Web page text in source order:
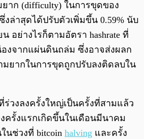
าก (difficulty) ในการขุดของ
งล่าสุดได้ปรับตัวเพิ่มขึ้น 0.59% นับ
อย่างไรก็ตามอัตรา hashrate ที่
องจากแผ่นดินถล่ม ซึ่งอาจส่งผลก
ยากในการขุดถูกปรับลงติดลบใน
ที่ร่วงลงครั้งใหญ่เป็นครั้งที่สามแล้ว
ครั้งแรกเกิดขึ้นในเดือนมีนาคม
นช่วงที่ bitcoin halving และครั้ง